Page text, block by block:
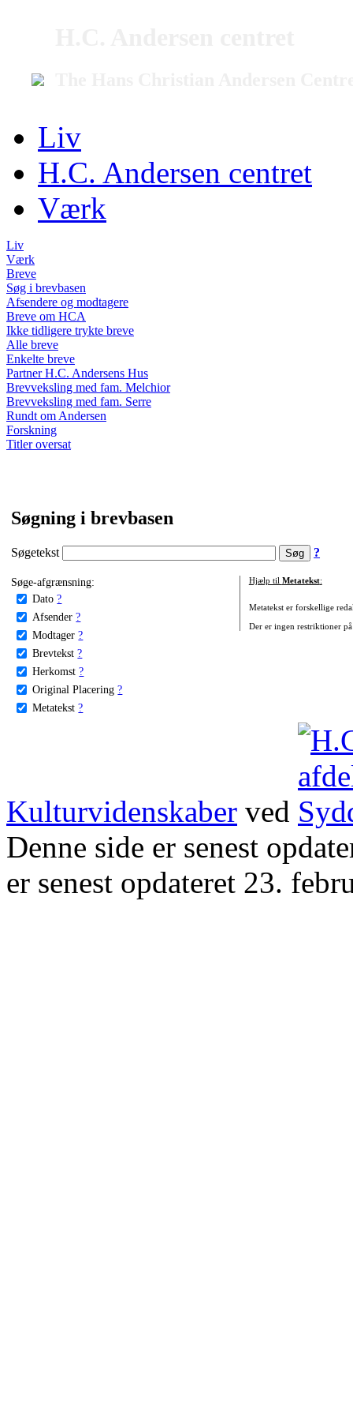
Liv
H.C. Andersen centret
Værk
Liv
Værk
Breve
Søg i brevbasen
Afsendere og modtagere
Breve om HCA
Ikke tidligere trykte breve
Alle breve
Enkelte breve
Partner H.C. Andersens Hus
Brevveksling med fam. Melchior
Brevveksling med fam. Serre
Rundt om Andersen
Forskning
Titler oversat
Søgning i brevbasen
Søgetekst ?
Søge-afgrænsning:
Dato ?
Afsender ?
Modtager ?
Brevtekst ?
Herkomst ?
Original Placering ?
Metatekst ?
Hjælp til Metatekst:
Metatekst er forskellige
Der er ingen restriktioner
Kulturvidenskaber ved
Denne side er senest
er senest opdateret 23.